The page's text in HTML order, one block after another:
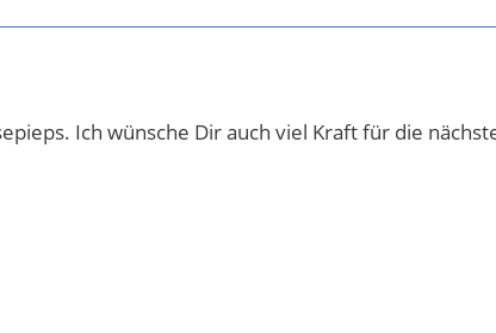
Ich wünsche Dir auch viel Kraft für die